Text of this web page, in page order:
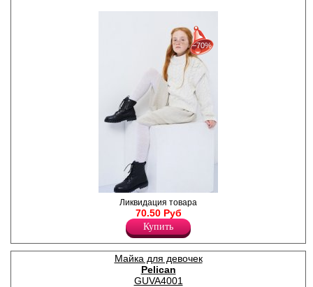
Колготки детские из хлопка с
ажурным рисунком "Ёлочка".
Комфортные швы,
классическая посадка,
анатомическая стопа,
усиление в области мыска и
пятки.
Плотность 160ден
Полиамид 20%
с 22-07-2026 по 28-07-2026
с 29-07-2026 по 04-08-2026
с 05-08-2026 по 11-08-2026
−70%
Ликвидация товара
70.50 Руб
Купить
Майка для девочек
Pelican
GUVA4001